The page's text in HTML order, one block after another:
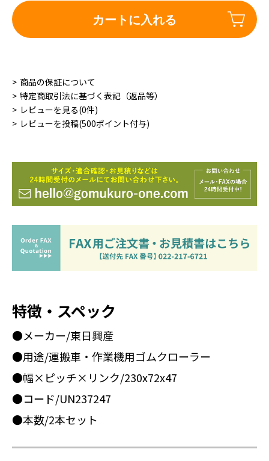
カートに入れる
商品の保証について
特定商取引法に基づく表記（返品等）
レビューを見る(0件)
レビューを投稿(500ポイント付与)
特徴・スペック
●メーカー/東日興産
●用途/運搬車・作業機用ゴムクローラー
●幅×ピッチ×リンク/230x72x47
●コード/UN237247
●本数/2本セット